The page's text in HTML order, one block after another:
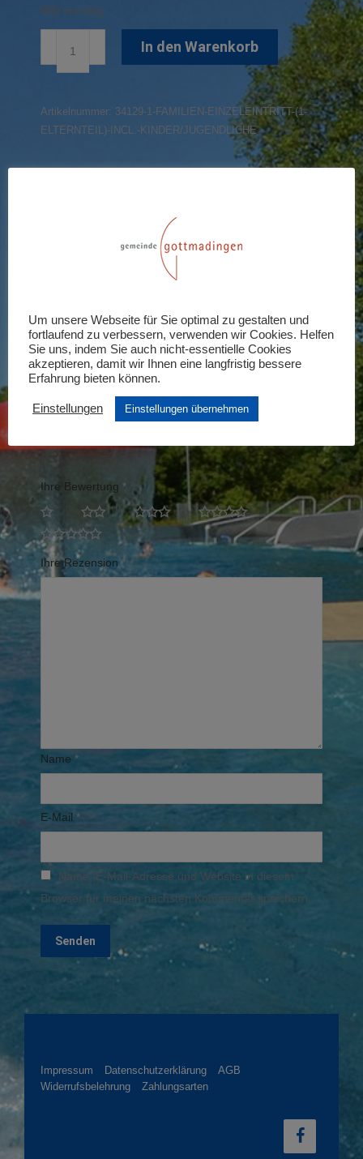
880 vorrätig
Elternteil)
incl.
Menge
In den Warenkorb
Artikelnummer: 34129-1-FAMILIEN-EINZELEINTRITT-(1-
ELTERNTEIL)-INCL.-KINDER/JUGENDLICHE
Share
on
LinkedIn
on
on
Schreiben Sie die erste Rezension für
„Familien-Einzeleintritt (1 Elternteil)
incl. Kinder/Jugendliche“
Ihre E-Mail-Adresse wird nicht veröffentlicht.
Ihre Bewertung *
Ihre Rezension *
Name *
E-Mail *
Name, E-Mail-Adresse und Website in diesem
Browser für meinen nächsten Kommentar speichern.
Impressum Datenschutzerklärung
AGB
Widerrufsbelehrung
Zahlungsarten
Um unsere Webseite für Sie optimal zu gestalten und
fortlaufend zu verbessern, verwenden wir Cookies. Helfen
Sie uns, indem Sie auch nicht-essentielle Cookies
akzeptieren, damit wir Ihnen eine langfristig bessere
Erfahrung bieten können.
Einstellungen Einstellungen übernehmen